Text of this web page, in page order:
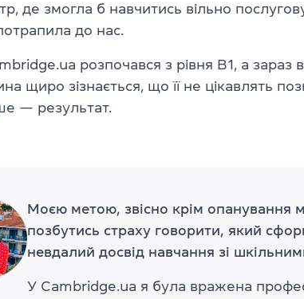
де змогла б навчитись вільно
до нас.
розпочався з рівня В1, а
щиро зізнається, що її не цікавлять
— результат.
Моєю метою, звісно крім опанування
позбутись страху говорити, який
невдалий досвід навчання зі
У Cambridge.ua я була вражена